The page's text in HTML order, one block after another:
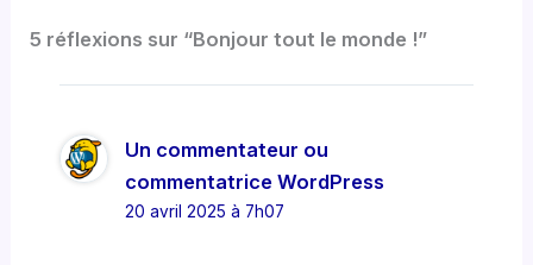
5 réflexions sur “Bonjour tout le monde !”
Un commentateur ou
commentatrice WordPress
20 avril 2025 à 7h07